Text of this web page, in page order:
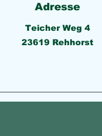
Adresse
Teicher Weg 4
23619 Rehhorst